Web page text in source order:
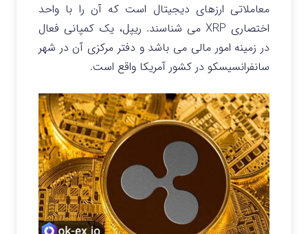
معاملاتی ارزهای دیجیتال است که آن را با واحد
اختصاری XRP می شناسند. ریپل، یک کمپانی فعال
در زمینه امور مالی می باشد و دفتر مرکزی آن در شهر
سانفرانسیسکو در کشور آمریکا واقع است.